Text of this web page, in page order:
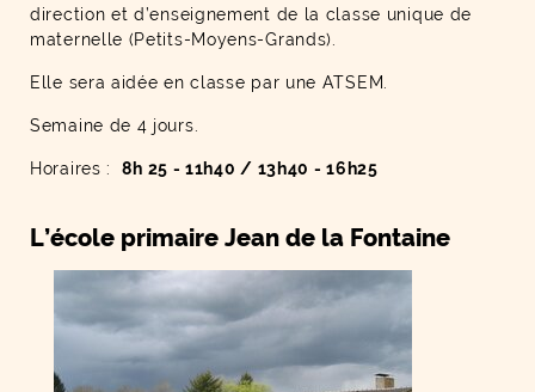
direction et d’enseignement de la classe unique de
maternelle (Petits-Moyens-Grands).
Elle sera aidée en classe par une ATSEM.
Semaine de 4 jours.
Horaires :8h 25 - 11h40 / 13h40 - 16h25
L’école primaire Jean de la Fontaine